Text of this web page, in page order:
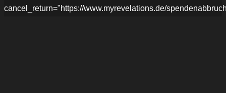
cancel_return="https://www.myrevelations.de/